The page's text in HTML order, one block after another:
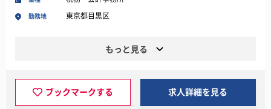
勤務地 東京都目黒区
もっと見る
ブックマークする 求人詳細を見る